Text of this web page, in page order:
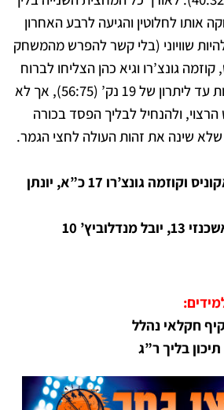
אותו לחלוטין והגיעה לרבע האחרון
שוויוני (בלי קשר להפרש מהמשחק
גונצ’רו וגיא כהן הצליחו לברוח
בשלוש הדק’ האחרונות עד ליתרון של 19 נק’ (56:75), אך לא
ולהנחיל לבליך הפסד בכורה
שינה את זהות העולה לחצי הגמר.
הרבו להיובל: איתי אקוניס וקוזמה גונצ’רו 17 כ”א, יונתן
10
חקלאי נהלל
בליך ר”ג